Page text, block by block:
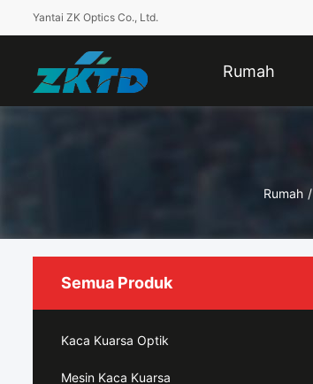
Yantai ZK Optics Co., Ltd.
Rumah
Rumah /
Semua Produk
Kaca Kuarsa Optik
Mesin Kaca Kuarsa